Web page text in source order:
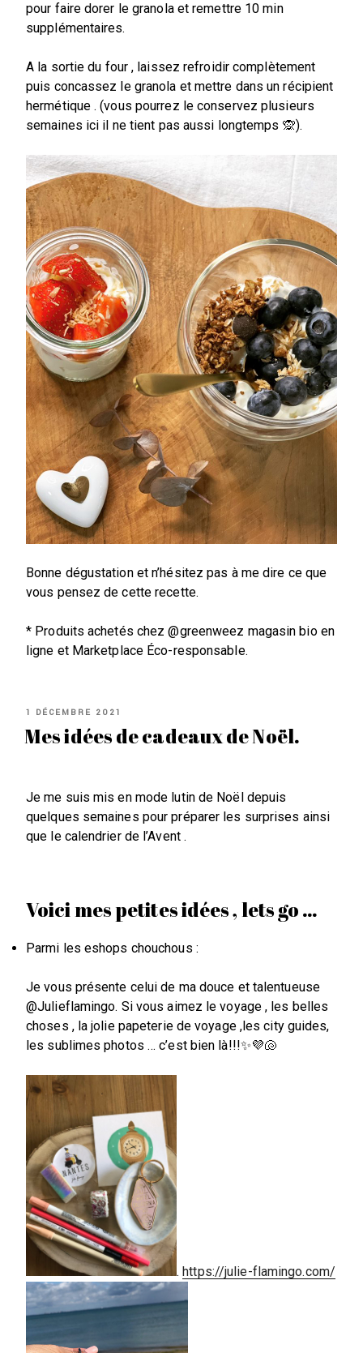
pour faire dorer le granola et remettre 10 min
supplémentaires.
A la sortie du four , laissez refroidir complètement
puis concassez le granola et mettre dans un récipient
hermétique . (vous pourrez le conservez plusieurs
semaines ici il ne tient pas aussi longtemps 🙊).
Bonne dégustation et n’hésitez pas à me dire ce que
vous pensez de cette recette.
* Produits achetés chez @greenweez magasin bio en
ligne et Marketplace Éco-responsable.
PUBLIÉ
1 DÉCEMBRE 2021
Mes idées de cadeaux de Noël.
Je me suis mis en mode lutin de Noël depuis
quelques semaines pour préparer les surprises ainsi
que le calendrier de l’Avent .
Voici mes petites idées , lets go …
Parmi les eshops chouchous :
Je vous présente celui de ma douce et talentueuse
@Julieflamingo. Si vous aimez le voyage , les belles
choses , la jolie papeterie de voyage ,les city guides,
les sublimes photos … c’est bien là!!!✨💜🐚
.https://julie-flamingo.com/